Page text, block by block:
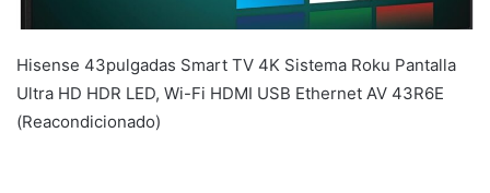
Hisense 43pulgadas Smart TV 4K Sistema Roku Pantalla
Ultra HD HDR LED, Wi-Fi HDMI USB Ethernet AV 43R6E
(Reacondicionado)